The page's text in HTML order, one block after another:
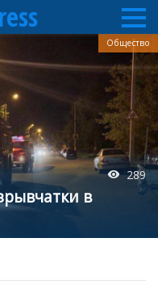
289
в
Общество